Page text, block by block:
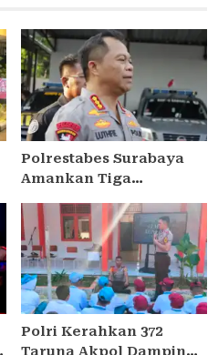
Polrestabes Surabaya
Amankan Tiga
di Ngagel
Polri Kerahkan 372
Taruna Akpol Dampingi